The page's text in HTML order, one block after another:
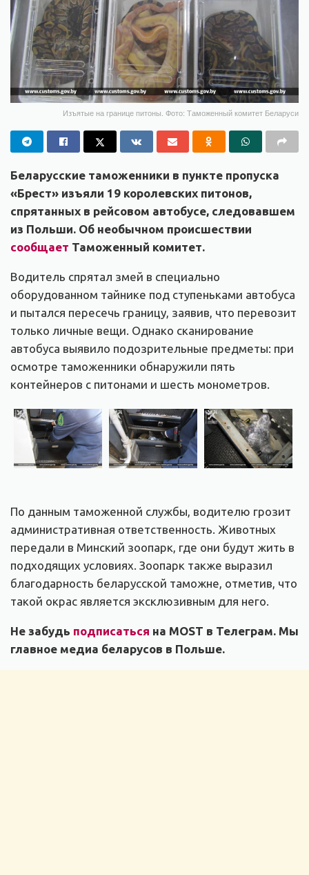
Изъятые на границе питоны. Фото: Таможенный комитет Беларуси
Беларусские таможенники в пункте пропуска
«Брест» изъяли 19 королевских питонов,
спрятанных в рейсовом автобусе, следовавшем
из Польши. Об необычном происшествии
сообщает Таможенный комитет.
Водитель спрятал змей в специально
оборудованном тайнике под ступеньками автобуса
и пытался пересечь границу, заявив, что перевозит
только личные вещи. Однако сканирование
автобуса выявило подозрительные предметы: при
осмотре таможенники обнаружили пять
контейнеров с питонами и шесть монометров.
По данным таможенной службы, водителю грозит
административная ответственность. Животных
передали в Минский зоопарк, где они будут жить в
подходящих условиях. Зоопарк также выразил
благодарность беларусской таможне, отметив, что
такой окрас является эксклюзивным для него.
Не забудь подписаться на MOST в Телеграм. Мы
главное медиа беларусов в Польше.